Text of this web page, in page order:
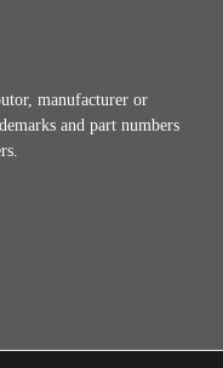
manufacturer or
and part numbers